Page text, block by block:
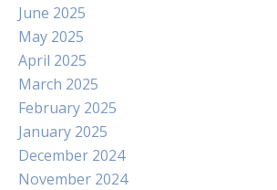
June 2025
May 2025
April 2025
March 2025
February 2025
January 2025
December 2024
November 2024